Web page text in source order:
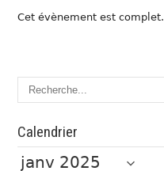
Cet évènement est complet.
Calendrier